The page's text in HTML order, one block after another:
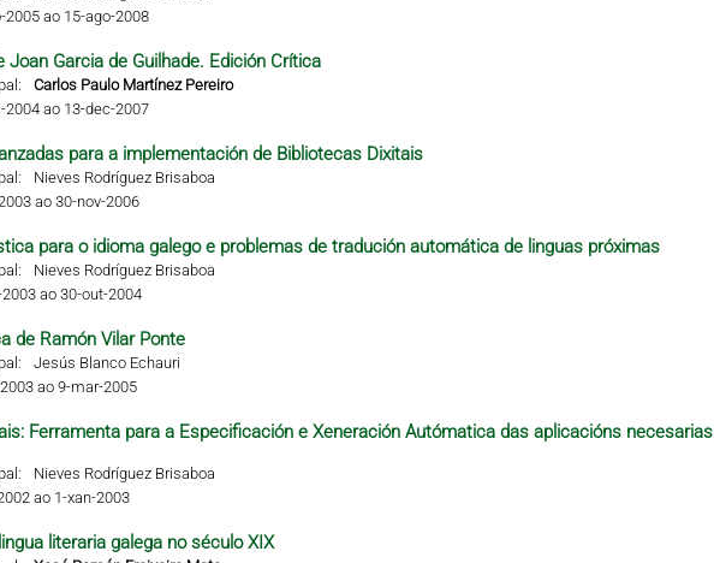
2005 ao 15-ago-2008
Joan Garcia de Guilhade. Edición Crítica
Carlos Paulo Martínez Pereiro
2004 ao 13-dec-2007
para a implementación de Bibliotecas Dixitais
Nieves Rodríguez Brisaboa
ao 30-nov-2006
para o idioma galego e problemas de tradución automática de linguas próximas
Nieves Rodríguez Brisaboa
ao 30-out-2004
de Ramón Vilar Ponte
Jesús Blanco Echauri
ao 9-mar-2005
Ferramenta para a Especificación e Xeneración Autómatica das aplicacións
Nieves Rodríguez Brisaboa
ao 1-xan-2003
literaria galega no século XIX